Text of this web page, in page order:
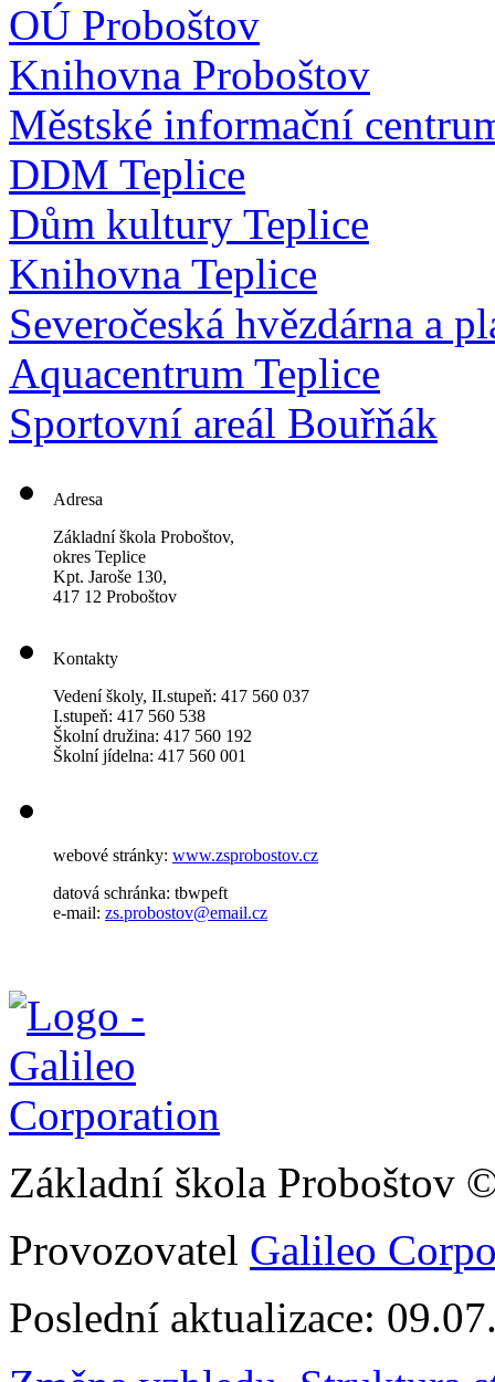
OÚ Proboštov
Knihovna Proboštov
Městské informační
DDM Teplice
Dům kultury Teplice
Knihovna Teplice
Severočeská hvězdárna a
Aquacentrum Teplice
Sportovní areál Bouřňák
Adresa
Základní škola Proboštov,
okres Teplice
Kpt. Jaroše 130,
417 12 Proboštov
Kontakty
Vedení školy, II.stupeň: 417 560 037
I.stupeň: 417 560 538
Školní družina: 417 560 192
Školní jídelna: 417 560 001
webové stránky: www.zsprobostov.cz
datová schránka: tbwpeft
e-mail: zs.probostov@email.cz
Základní škola Proboštov
Provozovatel Galileo
Poslední aktualizace: